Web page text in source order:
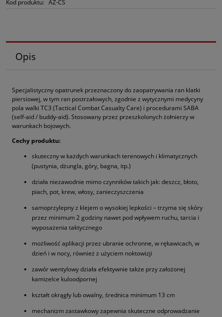
Kod produktu: AZ-CS
Opis
Specjalistyczny opatrunek przeznaczony do zaopatrywania ran klatki
piersiowej, w tym ran postrzałowych, zgodnie z wytycznymi medycyny
pola walki TC3 (Tactical Combat Casualty Care) i procedurami SABA
(self-aid / buddy-aid). Stosowany przez przeszkolonych żołnierzy w
warunkach bojowych.
Cechy produktu:
skuteczny w każdych warunkach terenowych i klimatycznych
(pustynia, dżungla, góry, bagna, itp.)
działa niezawodnie mimo czynników takich jak: deszcz, błoto,
piach, pot, krew, włosy, zanieczyszczenia
samoprzylepny z klejem o wysokiej lepkości – trzyma się skóry
przez minimum 2 godziny nawet pod wpływem ruchu, tarcia i
wyposażenia taktycznego
możliwość aplikacji przez ubranie ochronne, w rękawicach, w
dzień i w nocy, również z użyciem noktowizji
zawór wentylowy działa efektywnie także przy założonej
kamizelce kuloodpornej
kształt okrągły lub owalny, średnica minimum 13 cm
mechanizm zastawkowy zapewnia skuteczne odprowadzanie